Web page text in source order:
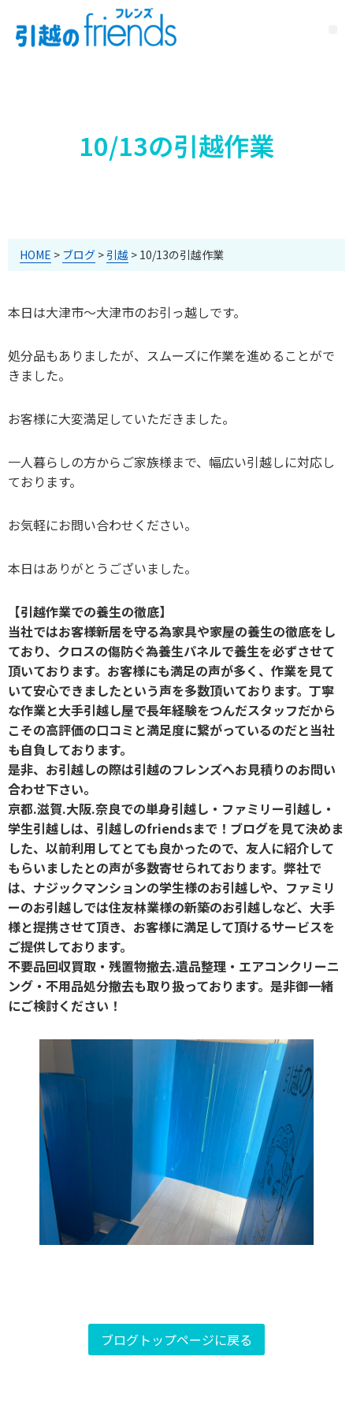
10/13の引越作業
HOME > ブログ > 引越 > 10/13の引越作業
本日は大津市～大津市のお引っ越しです。
処分品もありましたが、スムーズに作業を進めることがで
きました。
お客様に大変満足していただきました。
一人暮らしの方からご家族様まで、幅広い引越しに対応し
ております。
お気軽にお問い合わせください。
本日はありがとうございました。
【引越作業での養生の徹底】
当社ではお客様新居を守る為家具や家屋の養生の徹底をし
ており、クロスの傷防ぐ為養生パネルで養生を必ずさせて
頂いております。お客様にも満足の声が多く、作業を見て
いて安心できましたという声を多数頂いております。丁寧
な作業と大手引越し屋で長年経験をつんだスタッフだから
こその高評価の口コミと満足度に繋がっているのだと当社
も自負しております。
是非、お引越しの際は引越のフレンズへお見積りのお問い
合わせ下さい。
京都.滋賀.大阪.奈良での単身引越し・ファミリー引越し・
学生引越しは、引越しのfriendsまで！ブログを見て決めま
した、以前利用してとても良かったので、友人に紹介して
もらいましたとの声が多数寄せられております。弊社で
は、ナジックマンションの学生様のお引越しや、ファミリ
ーのお引越しでは住友林業様の新築のお引越しなど、大手
様と提携させて頂き、お客様に満足して頂けるサービスを
ご提供しております。
不要品回収買取・残置物撤去.遺品整理・エアコンクリーニ
ング・不用品処分撤去も取り扱っております。是非御一緒
にご検討ください！
ブログトップページに戻る